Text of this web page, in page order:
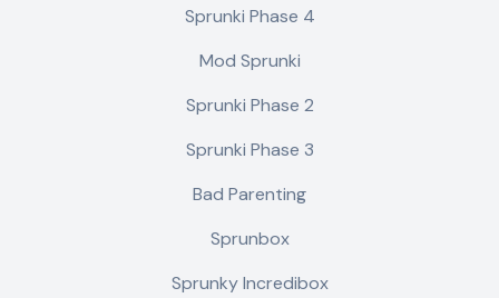
Sprunki Phase 4
Mod Sprunki
Sprunki Phase 2
Sprunki Phase 3
Bad Parenting
Sprunbox
Sprunky Incredibox